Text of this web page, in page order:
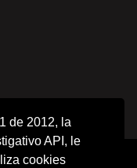
de 2012, la
API, le
cookies